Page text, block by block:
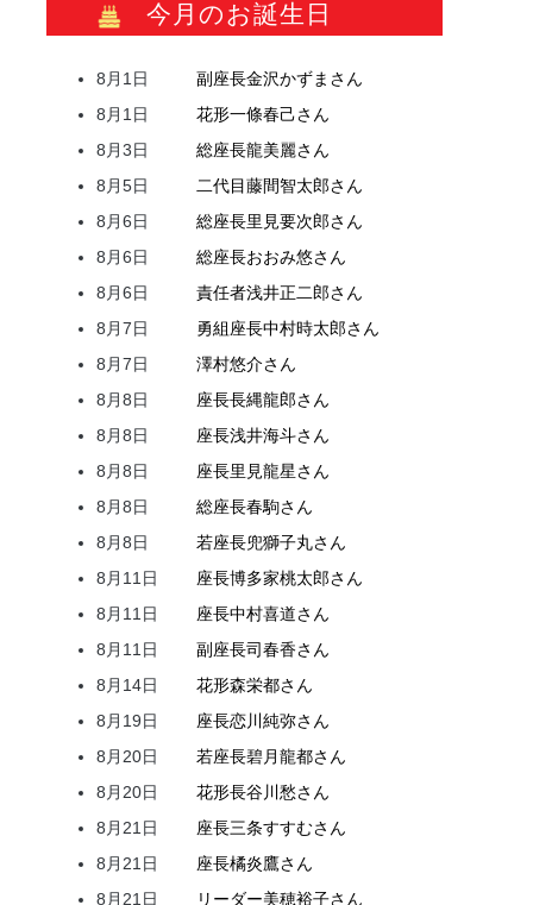
今月のお誕生日
8月1日 副座長金沢かずま さん
8月1日
花形一條春己さん
8月3日
総座長龍美麗さん
8月5日
二代目藤間智太郎さん
8月6日
総座長里見要次郎さん
8月6日
総座長おおみ悠さん
8月6日
責任者浅井正二郎さん
8月7日
勇組座長中村時太郎さん
8月7日
澤村悠介さん
8月8日
座長長縄龍郎さん
8月8日
座長浅井海斗さん
8月8日
座長里見龍星さん
8月8日
総座長春駒さん
8月8日
若座長兜獅子丸さん
8月11日
座長博多家桃太郎さん
8月11日
座長中村喜道さん
8月11日
副座長司春香さん
8月14日
花形森栄都さん
8月19日
座長恋川純弥さん
8月20日
若座長碧月龍都さん
8月20日
花形長谷川愁さん
8月21日
座長三条すすむさん
8月21日
座長橘炎鷹さん
8月21日
リーダー美穂裕子さん